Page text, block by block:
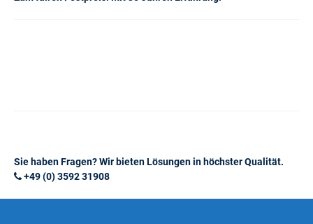
Sie haben Fragen? Wir bieten Lösungen in höchster Qualität.
+49 (0) 3592 31908